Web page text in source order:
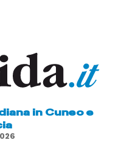
in Cuneo e